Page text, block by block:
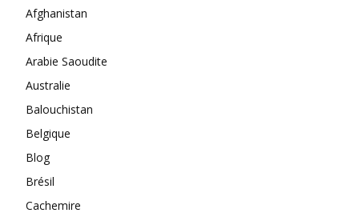
Afghanistan
Afrique
Arabie Saoudite
Australie
Balouchistan
Belgique
Blog
Brésil
Cachemire